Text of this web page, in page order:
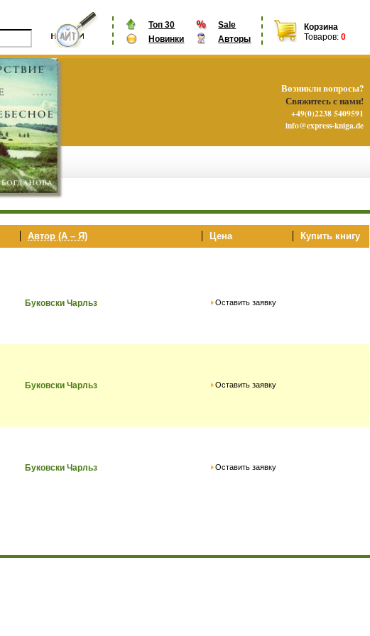
Топ 30
Sale
Новинки
Авторы
Корзина
Товаров: 0
Автор (А – Я) Цена Купить книгу
Буковски Чарльз Оставить заявку
Буковски Чарльз Оставить заявку
Буковски Чарльз Оставить заявку
Возникли вопросы?
Свяжитесь с нами!
+49(0)2238 5409591
info@express-kniga.de